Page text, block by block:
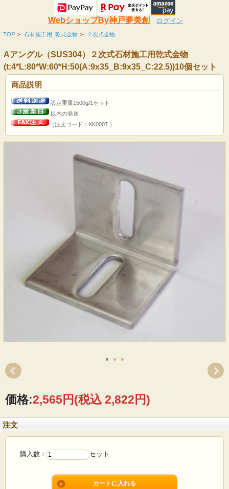
WebショップBy神戸夢美創 ログイン
TOP > 石材施工用_乾式金物 > ２次式金物
Aアングル（SUS304）２次式石材施工用乾式金物
(t:4*L:80*W:60*H:50(A:9x35_B:9x35_C:22.5))10個セット
商品説明
設定重量1500g/1セット
以内の発送
（注文コード：KK0007 ）
価格:2,565円(税込 2,822円)
注文
購入数： セット